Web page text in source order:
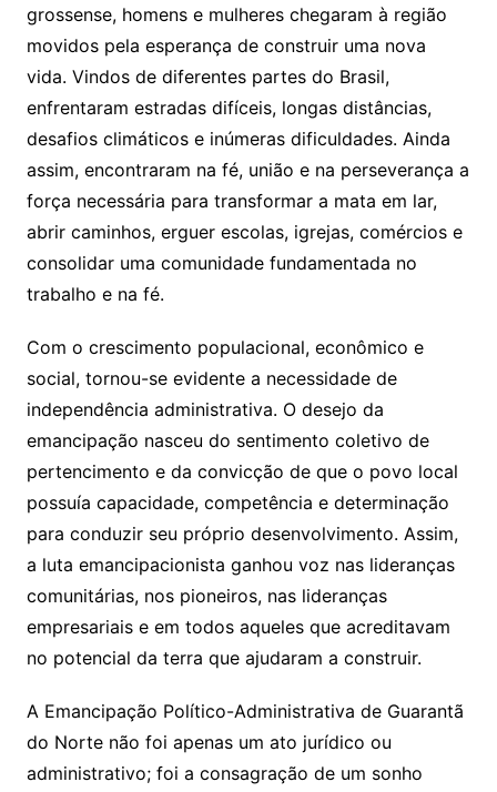
grossense, homens e mulheres chegaram à região
movidos pela esperança de construir uma nova
vida. Vindos de diferentes partes do Brasil,
enfrentaram estradas difíceis, longas distâncias,
desafios climáticos e inúmeras dificuldades. Ainda
assim, encontraram na fé, união e na perseverança a
força necessária para transformar a mata em lar,
abrir caminhos, erguer escolas, igrejas, comércios e
consolidar uma comunidade fundamentada no
trabalho e na fé.
Com o crescimento populacional, econômico e
social, tornou-se evidente a necessidade de
independência administrativa. O desejo da
emancipação nasceu do sentimento coletivo de
pertencimento e da convicção de que o povo local
possuía capacidade, competência e determinação
para conduzir seu próprio desenvolvimento. Assim,
a luta emancipacionista ganhou voz nas lideranças
comunitárias, nos pioneiros, nas lideranças
empresariais e em todos aqueles que acreditavam
no potencial da terra que ajudaram a construir.
A Emancipação Político-Administrativa de Guarantã
do Norte não foi apenas um ato jurídico ou
administrativo; foi a consagração de um sonho